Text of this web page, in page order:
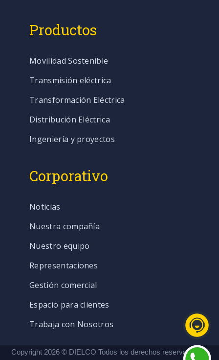
Productos
Movilidad Sostenible
Transmisión eléctrica
Transformación Eléctrica
Distribución Eléctrica
Ingeniería y proyectos
Corporativo
Noticias
Nuestra compañía
Nuestro equipo
Representaciones
Gestión comercial
Espacio para clientes
Trabaja con Nosotros
Copyright 2026 © DIELCO Todos los derechos reservados. |